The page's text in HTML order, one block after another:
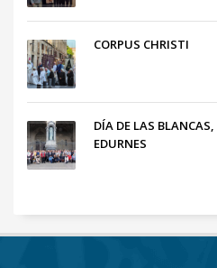
CORPUS CHRISTI
DÍA DE LAS
EDURNES